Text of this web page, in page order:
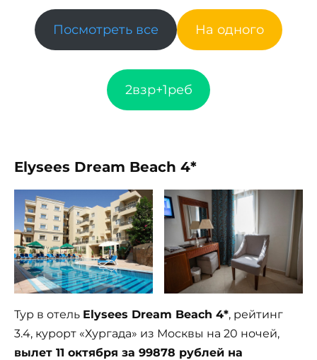
Посмотреть все На одного
2взр+1реб
Elysees Dream Beach 4*
Тур в отель Elysees Dream Beach 4*, рейтинг
3.4, курорт «Хургада» из Москвы на 20 ночей,
вылет 11 октября за 99878 рублей на